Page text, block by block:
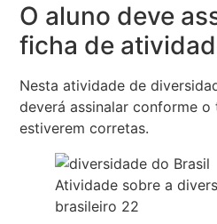
O aluno deve
ficha de
Nesta atividade de
deverá assinalar conforme
estiverem corretas.
Atividade sobre a
brasileiro 22